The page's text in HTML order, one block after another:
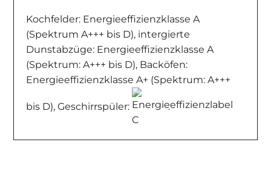
Kochfelder: Energieeffizienzklasse A
(Spektrum A+++ bis D), intergierte
Dunstabzüge: Energieeffizienzklasse A
(Spektrum: A+++ bis D), Backöfen:
Energieeffizienzklasse A+ (Spektrum: A+++
bis D), Geschirrspüler: .